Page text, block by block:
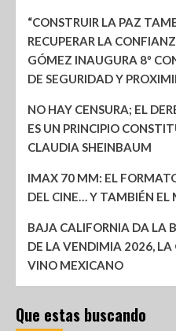
“CONSTRUIR LA PAZ
RECUPERAR LA
GÓMEZ INAUGURA 8º
DE SEGURIDAD Y
NO HAY CENSURA; EL
ES UN PRINCIPIO
CLAUDIA SHEINBAUM
IMAX 70 MM: EL
DEL CINE… Y TAMBIÉN EL
BAJA CALIFORNIA DA LA
DE LA VENDIMIA 2026, LA
VINO MEXICANO
Que estas buscando